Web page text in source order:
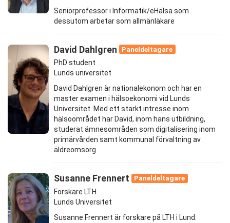
Seniorprofessor i Informatik/eHälsa som
dessutom arbetar som allmänläkare
David Dahlgren
Paneldeltagare
PhD student
Lunds universitet
David Dahlgren är nationalekonom och har en
master examen i hälsoekonomi vid Lunds
Universitet. Med ett starkt intresse inom
hälsoområdet har David, inom hans utbildning,
studerat ämnesområden som digitalisering inom
primärvården samt kommunal förvaltning av
äldreomsorg.
Susanne Frennert
Paneldeltagare
Forskare LTH
Lunds Universitet
Susanne Frennert är forskare på LTH i Lund.